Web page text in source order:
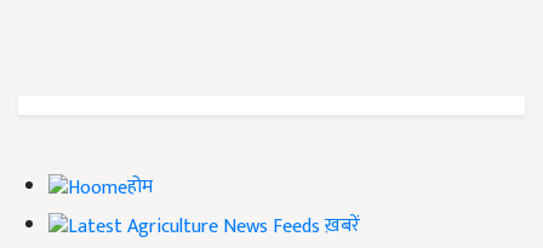
होम
ख़बरें